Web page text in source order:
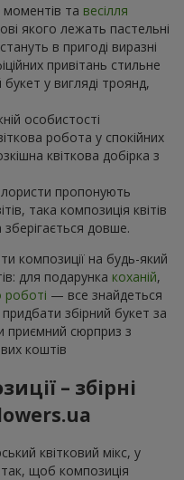
та весілля
якого лежать пастельні
в пригоді виразні
привітань стильне
у вигляді троянд,
особистості
робота у спокійних
квіткова добірка з
пропонують
така композиція квітів
довше.
композиції на будь-який
для подарунка коханій,
роботі — все знайдеться
збірний букет за
приємний сюрприз з
коштів
– збірні
квітковий мікс, у
щоб композиція